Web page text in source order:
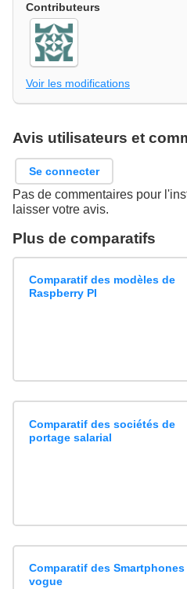
Contributeurs
Voir les modifications
Avis utilisateurs et
Se connecter
Pas de commentaires pour
laisser votre avis.
Plus de comparatifs
Comparatif des modèles de
Raspberry PI
Comparatif des sociétés de
portage salarial
Comparatif des Smartphones
vogue